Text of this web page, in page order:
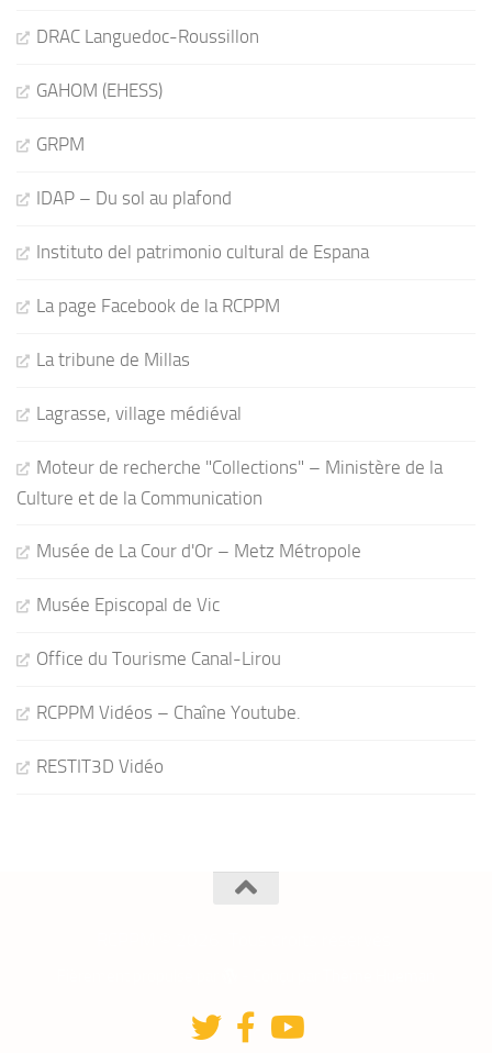
DRAC Languedoc-Roussillon
GAHOM (EHESS)
GRPM
IDAP – Du sol au plafond
Instituto del patrimonio cultural de Espana
La page Facebook de la RCPPM
La tribune de Millas
Lagrasse, village médiéval
Moteur de recherche "Collections" – Ministère de la
Culture et de la Communication
Musée de La Cour d'Or – Metz Métropole
Musée Episcopal de Vic
Office du Tourisme Canal-Lirou
RCPPM Vidéos – Chaîne Youtube.
RESTIT3D Vidéo